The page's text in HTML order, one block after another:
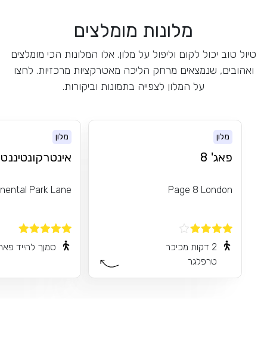
מלונות מומלצים
טיול טוב יכול לקום וליפול על מלון. אלו המלונות הכי מומלצים
ואהובים, שנמצאים מרחק הליכה מאטרקציות מרכזיות. לחצו
על המלון לצפייה בתמונות וביקורות.
מלון
פאג' 8
Page 8 London
2 דקות מכיכר
טרפלגר
מלון
Park Lane
סמןך להייד